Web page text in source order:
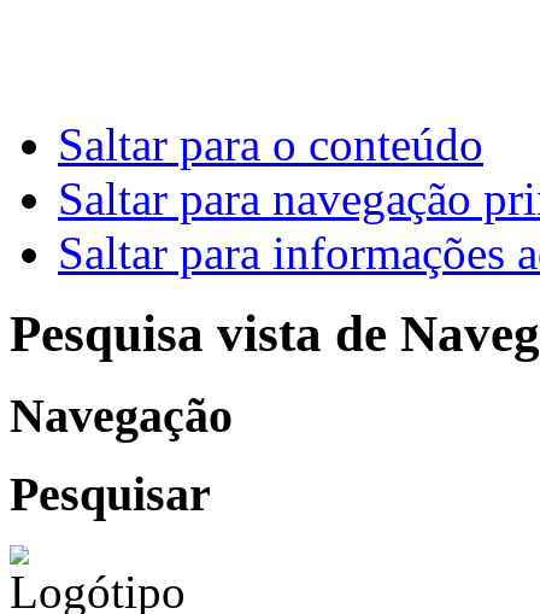
Saltar para o conteúdo
Saltar para navegação
Saltar para informações
Pesquisa vista de
Navegação
Pesquisar